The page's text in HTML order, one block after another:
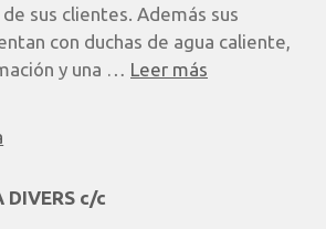
sus clientes. Además sus
con duchas de agua caliente,
y una … Leer más
DIVERS c/c